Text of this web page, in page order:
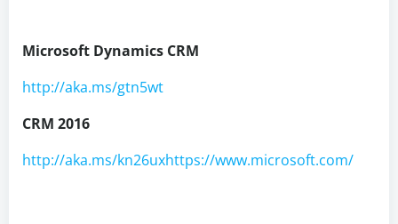
Microsoft Dynamics CRM
http://aka.ms/gtn5wt
CRM 2016
http://aka.ms/kn26uxhttps://www.microsoft.com/